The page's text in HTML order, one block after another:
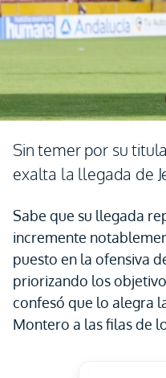
Sin temer por su
exalta la llegada de
Sabe que su llegada
incremente
puesto en la ofensiva
priorizando los
confesó que lo alegra
Montero a las filas de